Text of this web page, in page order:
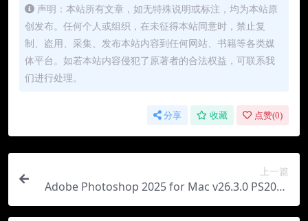
声明：本站所有文章，如无特殊说明或标注，均为本站原
创发布。任何个人或组织，在未征得本站同意时，禁止复
制、盗用、采集、发布本站内容到任何网站、书籍等各类媒
体平台。如若本站内容侵犯了原著者的合法权益，可联系我
们进行处理。
分享 收藏 点赞(0)
上一篇
Adobe Photoshop 2025 for Mac v26.3.0 PS2025
最新中文版下载